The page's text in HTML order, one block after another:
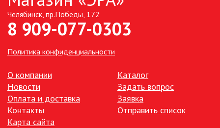
СТАБИЛИЗАТОРЫ НАПРЯЖЕНИЯ
СОЛНЕЧНЫХ БАТАРЕЯХ
УЛИЧНЫЕ СВЕТИЛЬНИКИ
Челябинск, пр.Победы, 172
8 909-077-0303
Политика конфиденциальности
О компании
Новости
Оплата и доставка
Контакты
Карта сайта
Каталог
Задать вопрос
Заявка
Отправить список